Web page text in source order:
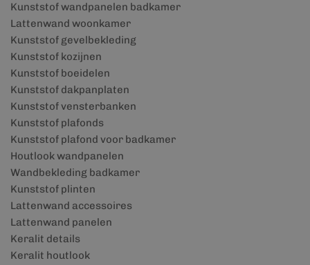
Kunststof wandpanelen badkamer
Lattenwand woonkamer
Kunststof gevelbekleding
Kunststof kozijnen
Kunststof boeidelen
Kunststof dakpanplaten
Kunststof vensterbanken
Kunststof plafonds
Kunststof plafond voor badkamer
Houtlook wandpanelen
Wandbekleding badkamer
Kunststof plinten
Lattenwand accessoires
Lattenwand panelen
Keralit details
Keralit houtlook